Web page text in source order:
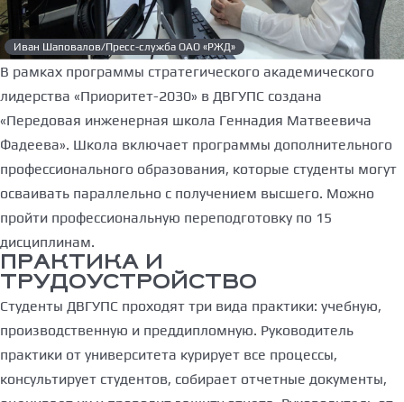
Иван Шаповалов/Пресс-служба ОАО «РЖД»
В рамках программы стратегического академического
лидерства «Приоритет-2030» в ДВГУПС создана
«Передовая инженерная школа Геннадия Матвеевича
Фадеева». Школа включает программы дополнительного
профессионального образования, которые студенты могут
осваивать параллельно с получением высшего. Можно
пройти профессиональную переподготовку по 15
дисциплинам.
ПРАКТИКА И
ТРУДОУСТРОЙСТВО
Студенты ДВГУПС проходят три вида практики: учебную,
производственную и преддипломную. Руководитель
практики от университета курирует все процессы,
консультирует студентов, собирает отчетные документы,